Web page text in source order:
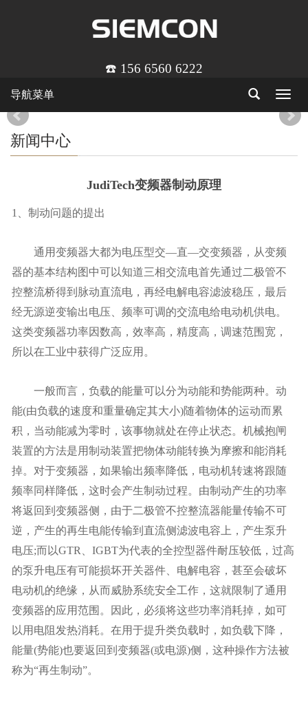
☎️ 156 6560 6222
Toggle
导航菜单
新闻中心
JudiTech变频器制动原理
1、制动问题的提出
通用变频器大都为电压型交—直—交变频器，从变频
器的基本结构图中可以知道三相交流电首先通过二极管不
控整流桥得到脉动直流电，再经电解电容滤波稳压，最后
经无源逆变输出电压、频率可调的交流电给电动机供电。
这类变频器功率因数高，效率高，精度高，调速范围宽，
所以在工业中获得广泛应用。
一般而言，负载的能量可以分为动能和势能两种。动
能(由负载的速度和重量确定其大小)随着物体的运动而累
积，当动能减为零时，该事物就处在停止状态。机械抱闸
装置的方法是用制动装置把物体动能转换为摩擦和能消耗
掉。对于变频器，如果输出频率降低，电动机转速将跟随
频率同样降低，这时会产生制动过程。由制动产生的功率
将返回到变频器侧，由于二极管不控整流器能量传输不可
逆，产生的再生电能传输到直流侧滤波电容上，产生泵升
电压;而以GTR、IGBT为代表的全控型器件耐压较低，过高
的泵升电压有可能损坏开关器件、电解电容，甚至会破坏
电动机的绝缘，从而威胁系统安全工作，这就限制了通用
变频器的应用范围。因此，必须将这些功率消耗掉，如可
以用电阻发热消耗。在用于提升类负载时，如负载下降，
能量(势能)也要返回到变频器(或电源)侧，这种操作方法被
称为“再生制动”。